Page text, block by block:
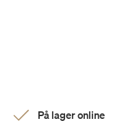
På lager online